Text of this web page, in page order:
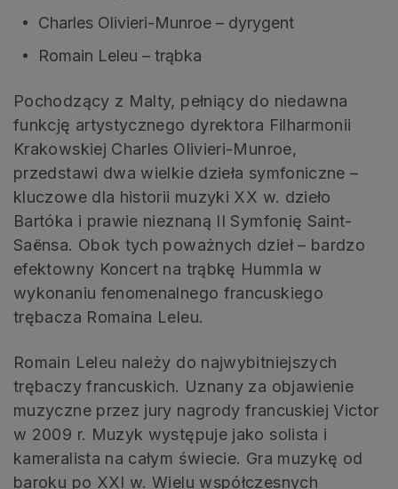
Charles Olivieri-Munroe – dyrygent
Romain Leleu – trąbka
Pochodzący z Malty, pełniący do niedawna
funkcję artystycznego dyrektora Filharmonii
Krakowskiej Charles Olivieri-Munroe,
przedstawi dwa wielkie dzieła symfoniczne –
kluczowe dla historii muzyki XX w. dzieło
Bartóka i prawie nieznaną II Symfonię Saint-
Saënsa. Obok tych poważnych dzieł – bardzo
efektowny Koncert na trąbkę Hummla w
wykonaniu fenomenalnego francuskiego
trębacza Romaina Leleu.
Romain Leleu należy do najwybitniejszych
trębaczy francuskich. Uznany za objawienie
muzyczne przez jury nagrody francuskiej Victor
w 2009 r. Muzyk występuje jako solista i
kameralista na całym świecie. Gra muzykę od
baroku po XXI w. Wielu współczesnych